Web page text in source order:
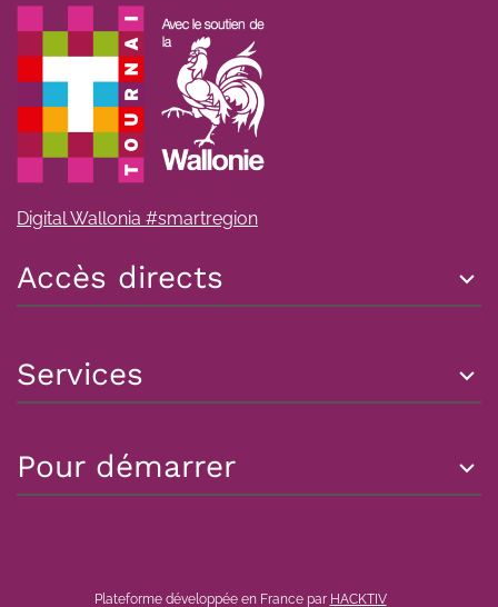
Digital Wallonia #smartregion
Accès directs
Services
Pour démarrer
Plateforme développée en France par HACKTIV